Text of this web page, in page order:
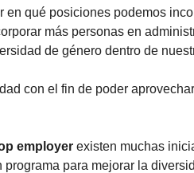
qué posiciones podemos
más personas en
de género dentro de
con el fin de poder
employer existen muchas
programa para mejorar la